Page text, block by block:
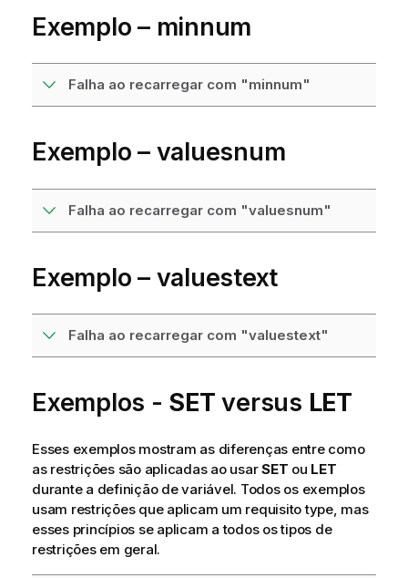
Exemplo – minnum
Falha ao recarregar com "minnum"
Exemplo – valuesnum
Falha ao recarregar com "valuesnum"
Exemplo – valuestext
Falha ao recarregar com "valuestext"
Exemplos - SET versus LET
Esses exemplos mostram as diferenças entre como
as restrições são aplicadas ao usarSET ou LET
durante a definição de variável. Todos os exemplos
usam restrições que aplicam um requisitotype, mas
esses princípios se aplicam a todos os tipos de
restrições em geral.